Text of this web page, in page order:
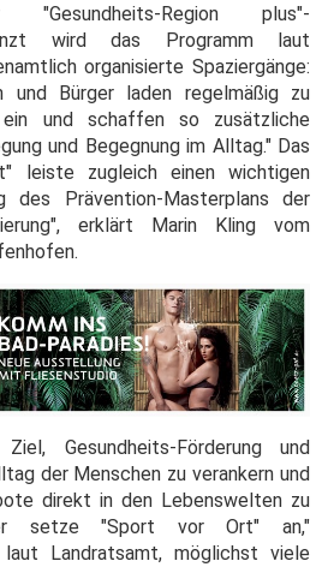
Region plus"-
wird das Programm laut
organisierte Spaziergänge:
und Bürger laden regelmäßig zu
ein und schaffen so zusätzliche
und Begegnung im Alltag." Das
leiste zugleich einen wichtigen
des Prävention-Masterplans der
erklärt Marin Kling vom
Gesundheits-Förderung und
der Menschen zu verankern und
direkt in den Lebenswelten zu
setze "Sport vor Ort" an,"
Landratsamt, möglichst viele